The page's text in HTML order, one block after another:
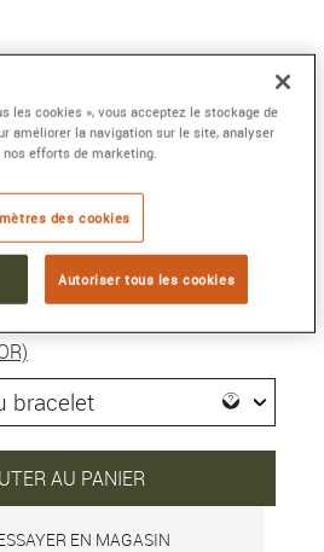
BAY 54
:M79000B-0002
:BLACK BAY 54
090 €
sous 24H
AU PANIER
EN MAGASIN
les cookies », vous acceptez le stockage de
améliorer la navigation sur le site, analyser
efforts de marketing.
des cookies
Autoriser tous les cookies